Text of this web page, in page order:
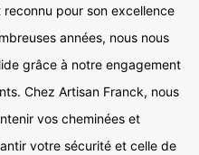
pour son excellence
années, nous nous
grâce à notre engagement
Chez Artisan Franck, nous
vos cheminées et
votre sécurité et celle de